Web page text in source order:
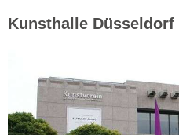
Kunsthalle Düsseldorf